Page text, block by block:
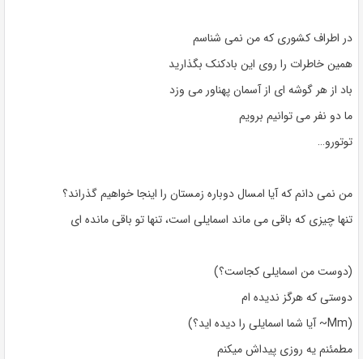
در اطراف کشوری که من نمی شناسم
همین خاطرات را روی این بادکنک بگذارید
باد از هر گوشه ای از آسمان پهناور می وزد
ما دو نفر می توانیم برویم
توتورو…
من نمی دانم که آیا امسال دوباره زمستان را اینجا خواهیم گذراند؟
تنها چیزی که باقی می ماند اسمایلی است، تنها تو باقی مانده ای
(دوست من اسمایلی کجاست؟)
دوستی که هرگز ندیده ام
(Mm~ آیا شما اسمایلی را دیده اید؟)
مطمئنم یه روزی پیداش میکنم